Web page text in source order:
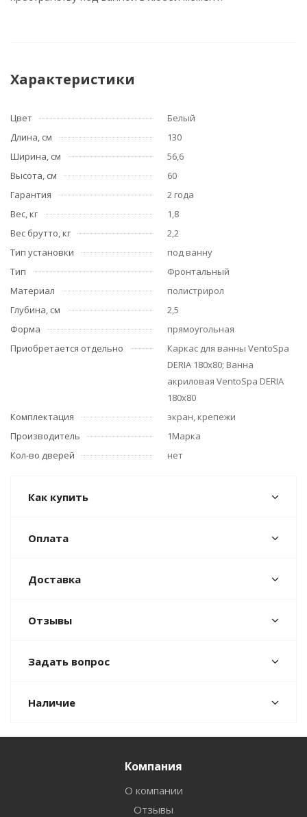
Характеристики
Цвет
Белый
Длина, см
130
Ширина, см
56,6
Высота, см
60
Гарантия
2 года
Вес, кг
1,8
Вес брутто, кг
2,2
Тип установки
под ванну
Тип
Фронтальный
Материал
полистрирол
Глубина, см
2,5
Форма
прямоугольная
Приобретается отдельно
Каркас для ванны VentoSpa
DERIA 180х80; Ванна
акриловая VentoSpa DERIA
180х80
Комплектация
экран, крепежи
Производитель
1Марка
Кол-во дверей
нет
Как купить
Оплата
Доставка
Отзывы
Задать вопрос
Наличие
Компания
О компании
Отзывы